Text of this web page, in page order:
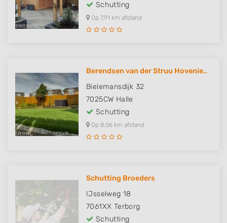
Schutting
Op 7,91 km afstand
Berendsen van der Struu Hovenie..
Bielemansdijk 32
7025CW Halle
Schutting
Op 8,06 km afstand
Schutting Broeders
IJsselweg 18
7061XX Terborg
Schutting